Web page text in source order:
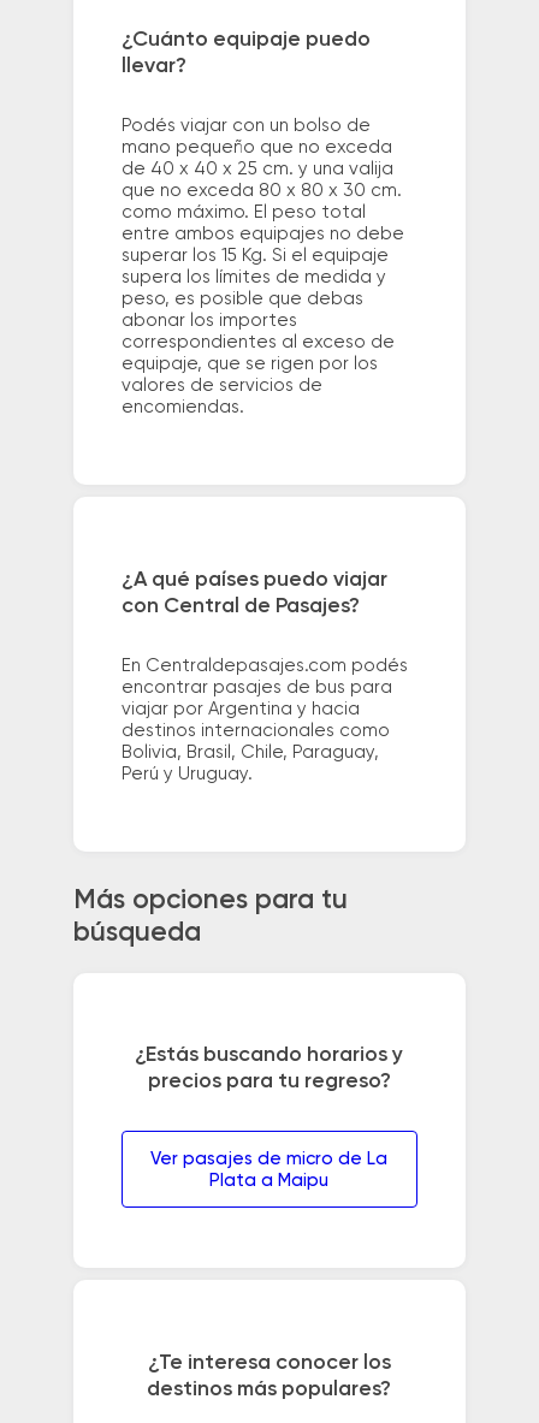
¿Cuánto equipaje puedo
llevar?
Podés viajar con un bolso de
mano pequeño que no exceda
de 40 x 40 x 25 cm. y una valija
que no exceda 80 x 80 x 30 cm.
como máximo. El peso total
entre ambos equipajes no debe
superar los 15 Kg. Si el equipaje
supera los límites de medida y
peso, es posible que debas
abonar los importes
correspondientes al exceso de
equipaje, que se rigen por los
valores de servicios de
encomiendas.
¿A qué países puedo viajar
con Central de Pasajes?
En Centraldepasajes.com podés
encontrar pasajes de bus para
viajar por Argentina y hacia
destinos internacionales como
Bolivia, Brasil, Chile, Paraguay,
Perú y Uruguay.
Más opciones para tu
búsqueda
¿Estás buscando horarios y
precios para tu regreso?
Ver pasajes de micro de La
Plata a Maipu
¿Te interesa conocer los
destinos más populares?